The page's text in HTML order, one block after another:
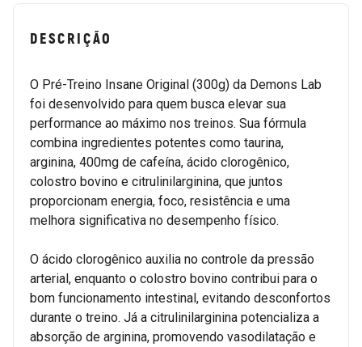
DESCRIÇÃO
O Pré-Treino Insane Original (300g) da Demons Lab
foi desenvolvido para quem busca elevar sua
performance ao máximo nos treinos. Sua fórmula
combina ingredientes potentes como taurina,
arginina, 400mg de cafeína, ácido clorogênico,
colostro bovino e citrulinilarginina, que juntos
proporcionam energia, foco, resistência e uma
melhora significativa no desempenho físico.
O ácido clorogênico auxilia no controle da pressão
arterial, enquanto o colostro bovino contribui para o
bom funcionamento intestinal, evitando desconfortos
durante o treino. Já a citrulinilarginina potencializa a
absorção de arginina, promovendo vasodilatação e